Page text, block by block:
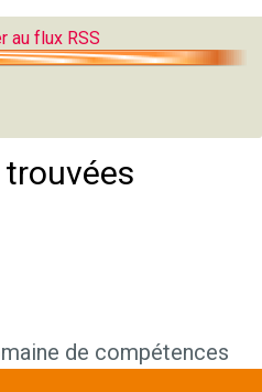
au flux RSS
de compétences